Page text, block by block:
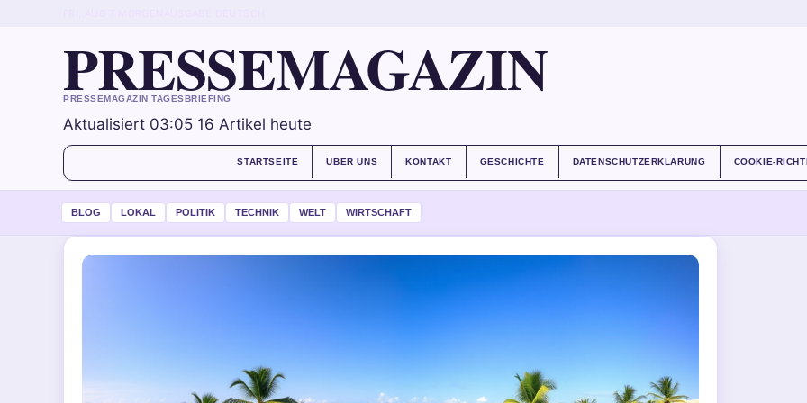
PRESSEMAGAZIN
PRESSEMAGAZIN TAGESBRIEFING
Aktualisiert 03:05 16 Artikel heute
STARTSEITE ÜBER UNS KONTAKT GESCHICHTE DATENSCHUTZERKLÄRUNG COOKIE-
BLOG LOKAL POLITIK TECHNIK WELT WIRTSCHAFT